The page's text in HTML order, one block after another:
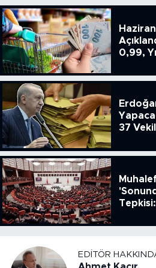
0,99,
51.49
37
Kanun
EDITÖR